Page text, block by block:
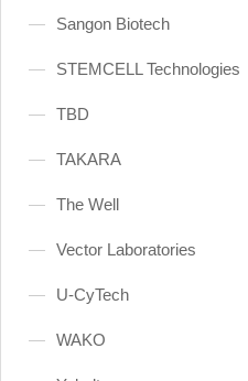
Sangon Biotech
STEMCELL Technologies
TBD
TAKARA
The Well
Vector Laboratories
U-CyTech
WAKO